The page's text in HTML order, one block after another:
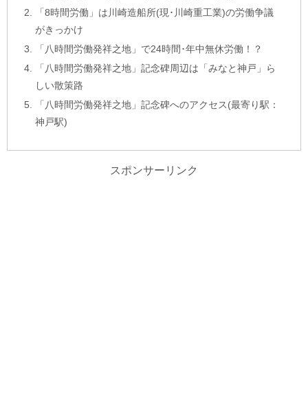
「8時間労働」は川崎造船所(現･川崎重工業)の労働争議
がきっかけ
「八時間労働発祥之地」で24時間･年中無休労働！？
「八時間労働発祥之地」記念碑周辺は「みなと神戸」ら
しい散策路
「八時間労働発祥之地」記念碑へのアクセス(最寄り駅：
神戸駅)
スポンサーリンク